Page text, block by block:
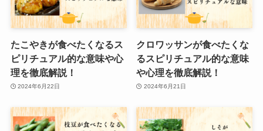
たこやきが食べたくなるス
ピリチュアル的な意味や心
理を徹底解説！
2024年6月22日
クロワッサンが食べたくな
るスピリチュアル的な意味
や心理を徹底解説！
2024年6月21日